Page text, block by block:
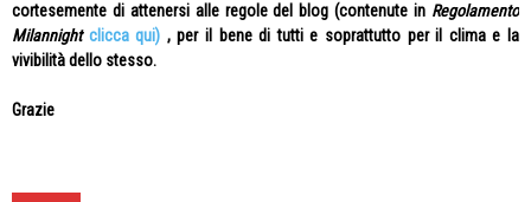
cortesemente di attenersi alle regole del blog (contenute in Regolamento
Milannight clicca qui) , per il bene di tutti e soprattutto per il clima e la
vivibilità dello stesso.
Grazie